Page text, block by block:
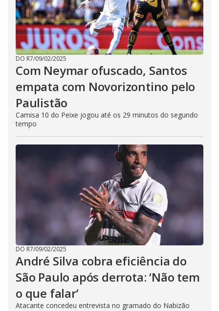
DO R7/09/02/2025
Com Neymar ofuscado, Santos
empata com Novorizontino pelo
Paulistão
Camisa 10 do Peixe jogou até os 29 minutos do segundo
tempo
DO R7/09/02/2025
André Silva cobra eficiência do
São Paulo após derrota: ‘Não tem
o que falar’
Atacante concedeu entrevista no gramado do Nabizão